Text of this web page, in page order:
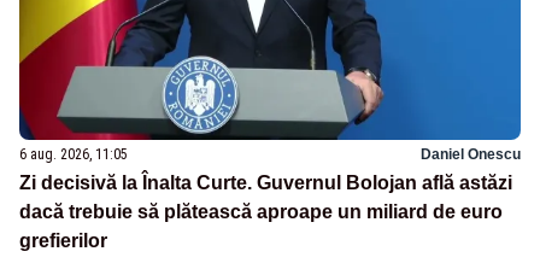
6 aug. 2026, 11:05 Daniel Onescu
Zi decisivă la Înalta Curte. Guvernul Bolojan află astăzi
dacă trebuie să plătească aproape un miliard de euro
grefierilor